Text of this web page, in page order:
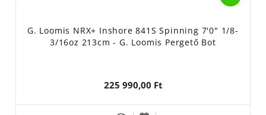
G. Loomis NRX+ Inshore 841S Spinning 7'0" 1/8-
3/16oz 213cm - G. Loomis Pergető Bot
225 990,00 Ft